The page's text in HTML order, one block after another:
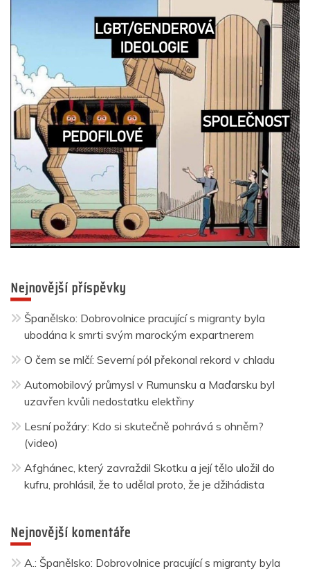
Nejnovější příspěvky
Španělsko: Dobrovolnice pracující s migranty byla
ubodána k smrti svým marockým expartnerem
O čem se mlčí: Severní pól překonal rekord v chladu
Automobilový průmysl v Rumunsku a Maďarsku byl
uzavřen kvůli nedostatku elektřiny
Lesní požáry: Kdo si skutečně pohrává s ohněm?
(video)
Afghánec, který zavraždil Skotku a její tělo uložil do
kufru, prohlásil, že to udělal proto, že je džihádista
Nejnovější komentáře
A. : Španělsko: Dobrovolnice pracující s migranty byla